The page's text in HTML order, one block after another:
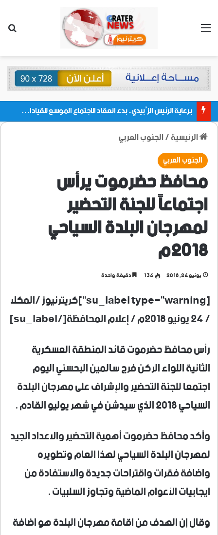
القائمة
برعاية الرئيس الزُبيدي.. بدء انعقاد الاجتماع الموسع للقيادات المحلية بالعاصمة ولمديريات وكتل مجلس العموم ومنسقيات الجامعة بالعاصمة عدن
الرئيسية/الجنوب العربي
الجنوب العربي
محافظ حضرموت يرأس
اجتماعاً للجنة التحضير
لمهرجان البلدة السياحي
2018م
يونيو 24, 2018 134 دقيقة واحدة
[su_label type=”warning”]كريترنيوز /المكلا
/ 24 يونيو 2018م / إعلام المحافظة[/su_label]
رأس محافظ حضرموت قائد المنطقة العسكرية
الثانية اللواء الركن فرج سالمين البحسني اليوم
اجتمعاً للجنة التحضير والإشراف على مهرجان البلدة
السياحي 2018 الذي سيدشن في شهر يوليو القادم .
وأكد محافظ حضرموت أهمية التحضير والاعداد الجيد
لمهرجان البلدة السياحي لهذا العام وتطويره
واضافة فقرات واقتراحات جديدة والاستفادة من
ايجابيات الأعوام الماضية وتجاوز السلبيات .
وقال إن الهدف من اقامة مهرجان البلدة هو اضافة